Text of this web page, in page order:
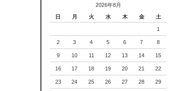
2026年8月
日
月 火 水 木 金 土
1
2 3 4 5 6 7 8
9 10 11 12 13 14 15
16 17 18 19 20 21 22
23 24 25 26 27 28 29